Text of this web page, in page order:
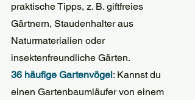
praktische Tipps, z. B. giftfreies
Gärtnern, Staudenhalter aus
Naturmaterialien oder
insektenfreundliche Gärten.
36 häufige Gartenvögel: Kannst du
einen Gartenbaumläufer von einem